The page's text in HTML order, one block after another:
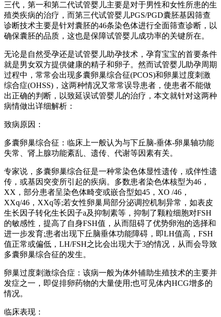
三代，第一和第二代试管婴儿主要是对于男性和女性所患的生
殖类疾病的治疗，而第三代试管婴儿PGS/PGD囊胚基因筛查
诊断技术主要是针对囊胚的46条染色体进行全面筛查诊断，以
确保囊胚的品质，这也是保障试管婴儿成功率的关键所在。
无论是自然受孕还是试管婴儿助孕技术，孕育宝宝的首要条件
就是男女双方提供健康的精子和卵子。然而试管婴儿助孕周期
过程中，常常会出现多囊卵巢综合征(PCOS)和卵巢过度刺激
综合症(OHSS)，这两种情况又常常误导患者，使患者不能做
出正确的判断，以致延误试管婴儿的治疗，本文就针对这两种
病情做出详细解析：
致病原因：
多囊卵巢综合征：临床上一般认为与下丘脑-垂体-卵巢轴功能
失常、肾上腺功能紊乱、遗传、代谢等因素有关。
专家说，多囊卵巢综合征是一种常染色体显性遗传，或伴性遗
传，或基因突变所引起的疾病。多数患者染色体核型为46，
XX，部分患者呈染色体畸变或嵌合型如45，XO /46，
XXq/46，XXq等;若女性卵巢局部分泌调控机制异常，如表皮
生长因子转化生长因子a及抑制素等，抑制了颗粒细胞对FSH
的敏感性，提高了自身FSH值，从而阻碍了优势卵泡的选择和
进一步发育;患者出现下丘脑垂体功能障碍，即LH值高，FSH
值正常或偏低，LH/FSH之比会出现大于3的情况，从而会导致
多囊卵巢综合征的发生。
卵巢过度刺激综合症：该病一般为体外辅助生殖技术的主要并
发症之一，即促排卵药物的大量使用;也可见体内HCG增多的
情况。
临床表现：